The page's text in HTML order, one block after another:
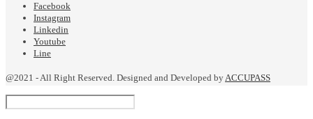
Facebook
Instagram
Linkedin
Youtube
Line
@2021 - All Right Reserved. Designed and Developed byACCUPASS